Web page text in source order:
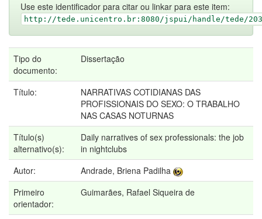
Use este identificador para citar ou linkar para este item:
http://tede.unicentro.br:8080/jspui/handle/tede/203
Tipo do
documento:
Dissertação
Título:
NARRATIVAS COTIDIANAS DAS
PROFISSIONAIS DO SEXO: O TRABALHO
NAS CASAS NOTURNAS
Título(s)
alternativo(s):
Daily narratives of sex professionals: the job
in nightclubs
Autor:
Andrade, Briena Padilha
Primeiro
orientador:
Guimarães, Rafael Siqueira de